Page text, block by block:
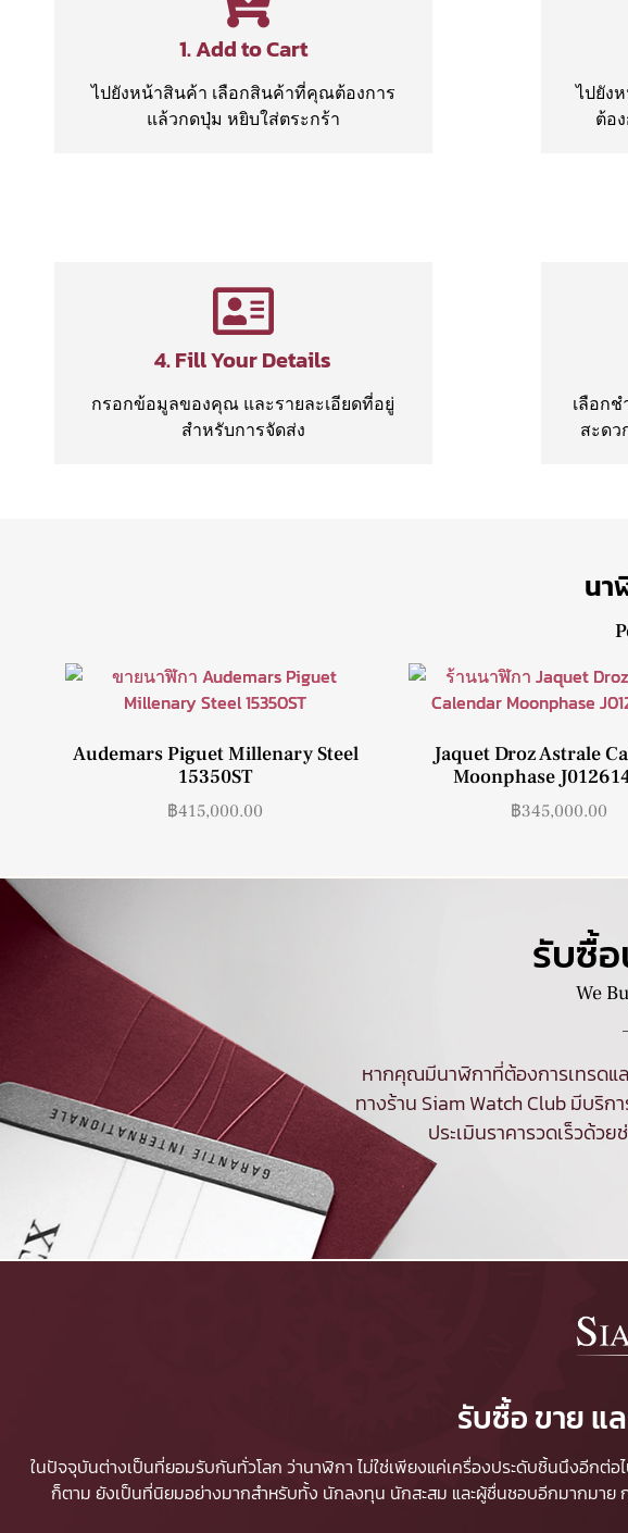
1. Add to Cart
ไปยังหน้าสินค้า เลือกสินค้าที่คุณต้องการ
แล้วกดปุ่ม หยิบใส่ตระกร้า
ไปยัง
ต้อ
4. Fill Your Details
กรอกข้อมูลของคุณ และรายละเอียดที่อยู่
สำหรับการจัดส่ง
เลือก
สะดว
นา
Audemars Piguet Millenary Steel
15350ST
฿415,000.00
Jaquet Droz Astrale
Moonphase
฿345,000.00
รับซื้
We
หากคุณมีนาฬิกาที่ต้องการเทรดแ
ทางร้าน Siam Watch Club มีบริก
ประเมินราคารวดเร็วด้
รับซื้อ ขาย แ
ในปัจจุบันต่างเป็นที่ยอมรับกันทั่วโลก ว่านาฬิกา ไม่ใช่เพียงแค่เครื่องประดับชิ้นนึงอีก
ก็ตาม ยังเป็นที่นิยมอย่างมากสำหรับทั้ง นักลงทุน นักสะสม และผู้ชื่นชอบอีกมากมาย